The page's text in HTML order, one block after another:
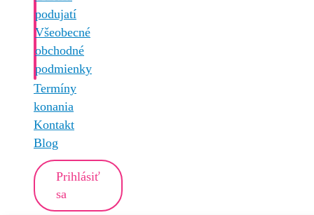
podujatí
Všeobecné
obchodné
podmienky
Termíny
konania
Kontakt
Blog
Prihlásiť
sa